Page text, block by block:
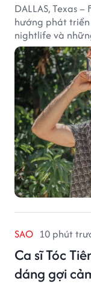
DALLAS, Texas
hướng phát
nightlife và
hiện bản thân.
quạt cầm tay
thành công ban
rộng mức độ
SAO 10 phút
Ca sĩ Tóc
dáng gợi